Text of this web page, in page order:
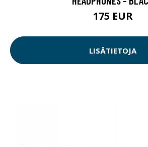
175 EUR
LISÄTIETOJA